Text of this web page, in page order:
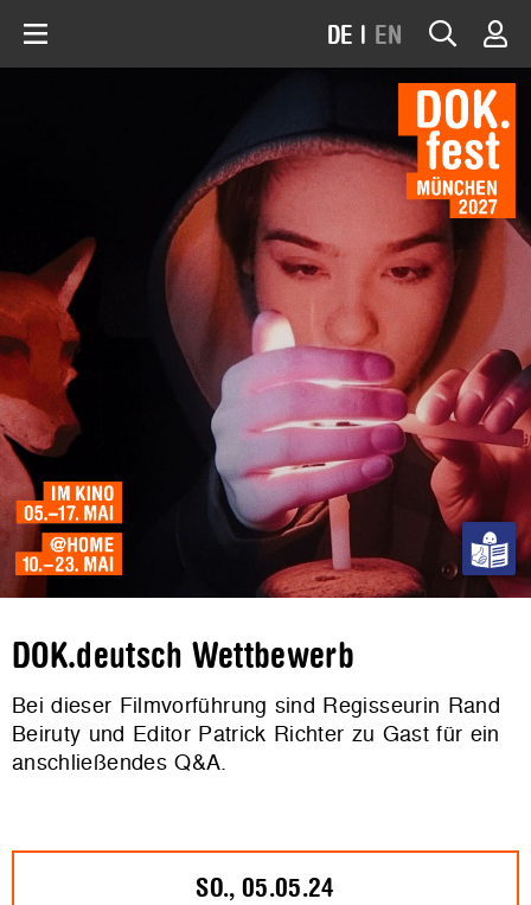
DE | EN
DOK.deutsch Wettbewerb
Bei dieser Filmvorführung sind Regisseurin Rand
Beiruty und Editor Patrick Richter zu Gast für ein
anschließendes Q&A.
SO., 05.05.24